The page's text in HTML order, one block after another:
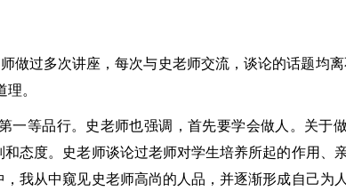
做过多次讲座，每次与史老师交流，谈论的话题均离
。
一等品行。史老师也强调，首先要学会做人。关于
态度。史老师谈论过老师对学生培养所起的作用、
我从中窥见史老师高尚的人品，并逐渐形成自己为